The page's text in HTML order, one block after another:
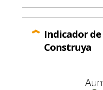
Indicador
Construya